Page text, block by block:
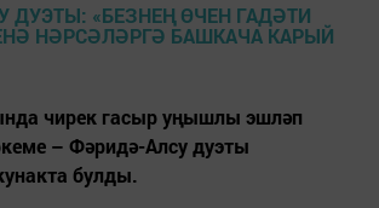
чирек гасыр уңышлы эшләп
– Фәридә-Алсу дуэты
булды.